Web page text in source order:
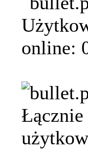
online:
Łącznie